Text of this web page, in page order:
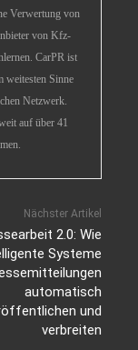
Verwertung von
von Kfz-
CarPR ist
weitesten Sinne
Netzwerk.
auf über 41
Nächster Artikel
2.0: Wie
Systeme
automatisch
und
verbreiten